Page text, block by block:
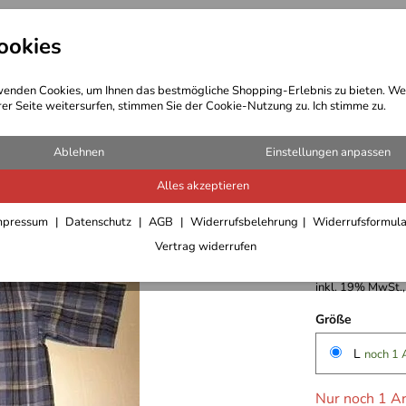
Cookies, um Ihnen das bestmögliche Shopping-Erlebnis zu bieten.
Seite weitersurfen, stimmen Sie der Cookie-Nutzung zu. Ich stimme zu.
Ablehnen Einstellungen anpassen
Alles akzeptieren
Datenschutz AGB Widerrufsbelehrung
Vertrag widerrufen
Bekleidung Outdoor Ausrüstung
inkl. 19%
Größe
L noch 1
Nur noch 1